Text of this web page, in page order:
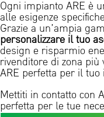
Ogni impianto ARE è
alle esigenze
Grazie a un’ampia
personalizzare il tuo
design e risparmio
rivenditore di zona più
ARE perfetta per il tuo
Mettiti in contatto con
perfetta per le tue